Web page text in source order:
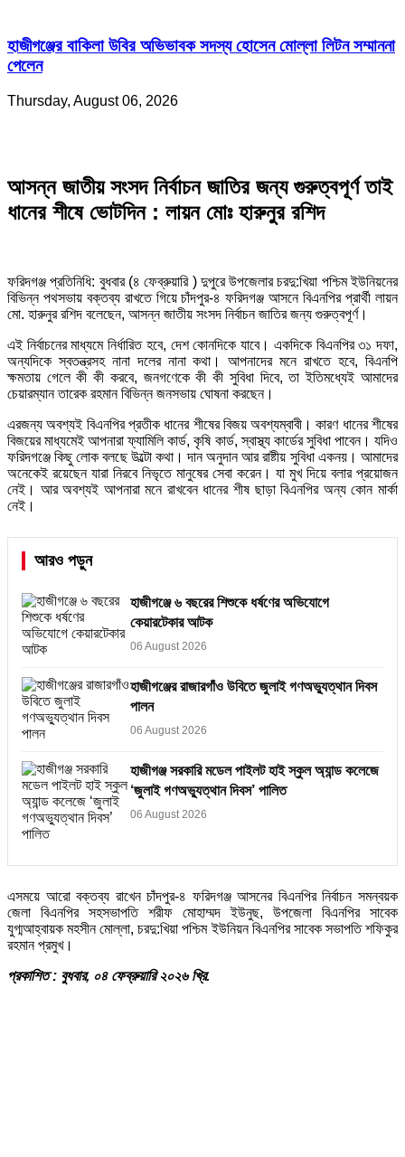
হাজীগঞ্জের বাকিলা উবির অভিভাবক সদস্য হোসেন মোল্লা লিটন সম্মাননা
পেলেন
Thursday, August 06, 2026
আসন্ন জাতীয় সংসদ নির্বাচন জাতির জন্য গুরুত্বপূর্ণ তাই
ধানের শীষে ভােটদিন : লায়ন মোঃ হারুনুর রশিদ
ফরিদগঞ্জ প্রতিনিধি: বুধবার (৪ ফেব্রুয়ারি ) দুপুরে উপজেলার চরদু:খিয়া পশ্চিম ইউনিয়নের
বিভিন্ন পথসভায় বক্তব্য রাখতে গিয়ে চাঁদপুর-৪ ফরিদগঞ্জ আসনে বিএনপির প্রার্থী লায়ন
মো. হারুনুর রশিদ বলেছেন, আসন্ন জাতীয় সংসদ নির্বাচন জাতির জন্য গুরুত্বপূর্ণ।
এই নির্বাচনের মাধ্যমে নির্ধারিত হবে, দেশ কোনদিকে যাবে। একদিকে বিএনপির ৩১ দফা,
অন্যদিকে স্বতন্ত্রসহ নানা দলের নানা কথা। আপনাদের মনে রাখতে হবে, বিএনপি
ক্ষমতায় গেলে কী কী করবে, জনগণেকে কী কী সুবিধা দিবে, তা ইতিমধ্যেই আমাদের
চেয়ারম্যান তারেক রহমান বিভিন্ন জনসভায় ঘোষনা করছেন।
এরজন্য অবশ্যই বিএনপির প্রতীক ধানের শীষের বিজয় অবশ্যম্বাবী। কারণ ধানের শীষের
বিজয়ের মাধ্যমেই আপনারা ফ্যামিলি কার্ড, কৃষি কার্ড, স্বাস্থ্য কার্ডের সুবিধা পাবেন। যদিও
ফরিদগঞ্জে কিছু লোক বলছে উল্টো কথা। দান অনুদান আর রাষ্টীয় সুবিধা একনয়। আমাদের
অনেকেই রয়েছেন যারা নিরবে নিভৃতে মানুষের সেবা করেন। যা মুখ দিয়ে বলার প্রয়োজন
নেই। আর অবশ্যই আপনারা মনে রাখবেন ধানের শীষ ছাড়া বিএনপির অন্য কোন মার্কা
নেই।
আরও পড়ুন
হাজীগঞ্জে ৬ বছরের শিশুকে ধর্ষণের অভিযোগে
কেয়ারটেকার আটক
06 August 2026
হাজীগঞ্জের রাজারগাঁও উবিতে জুলাই গণঅভ্যুত্থান দিবস
পালন
06 August 2026
হাজীগঞ্জ সরকারি মডেল পাইলট হাই স্কুল অ্যান্ড কলেজে
‘জুলাই গণঅভ্যুত্থান দিবস’ পালিত
06 August 2026
এসময়ে আরো বক্তব্য রাখেন চাঁদপুর-৪ ফরিদগঞ্জ আসনের বিএনপির নির্বাচন সমন্বয়ক
জেলা বিএনপির সহসভাপতি শরীফ মোহাম্মদ ইউনুছ, উপজেলা বিএনপির সাবেক
যুগ্মআহ্বায়ক মহসীন মোল্লা, চরদু:খিয়া পশ্চিম ইউনিয়ন বিএনপির সাবেক সভাপতি শফিকুর
রহমান প্রমুখ।
প্রকাশিত : বুধবার, ০৪ ফেব্রুয়ারি ২০২৬ খ্রি.